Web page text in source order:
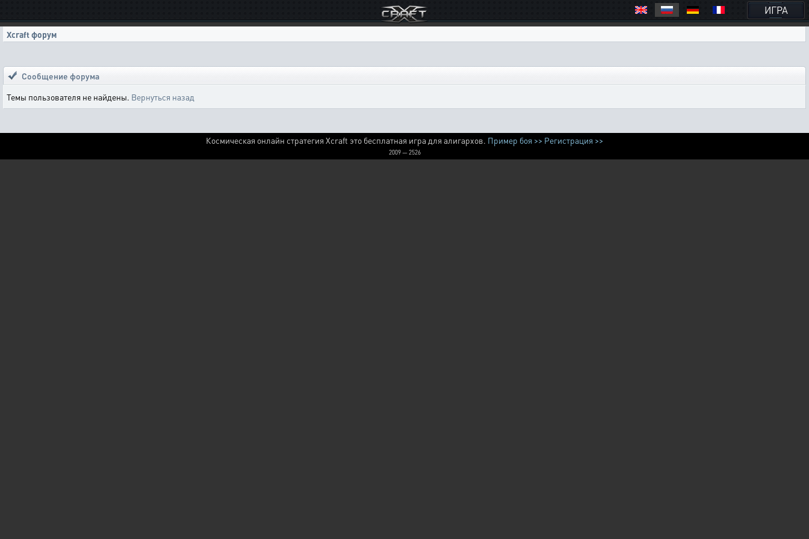
ИГРА
Xcraft форум
Сообщение форума
Темы пользователя не найдены. Вернуться назад
Космическая онлайн стратегия Xcraft это бесплатная игра для алигархов. Пример боя >> Регистрация >>
2009 — 2526